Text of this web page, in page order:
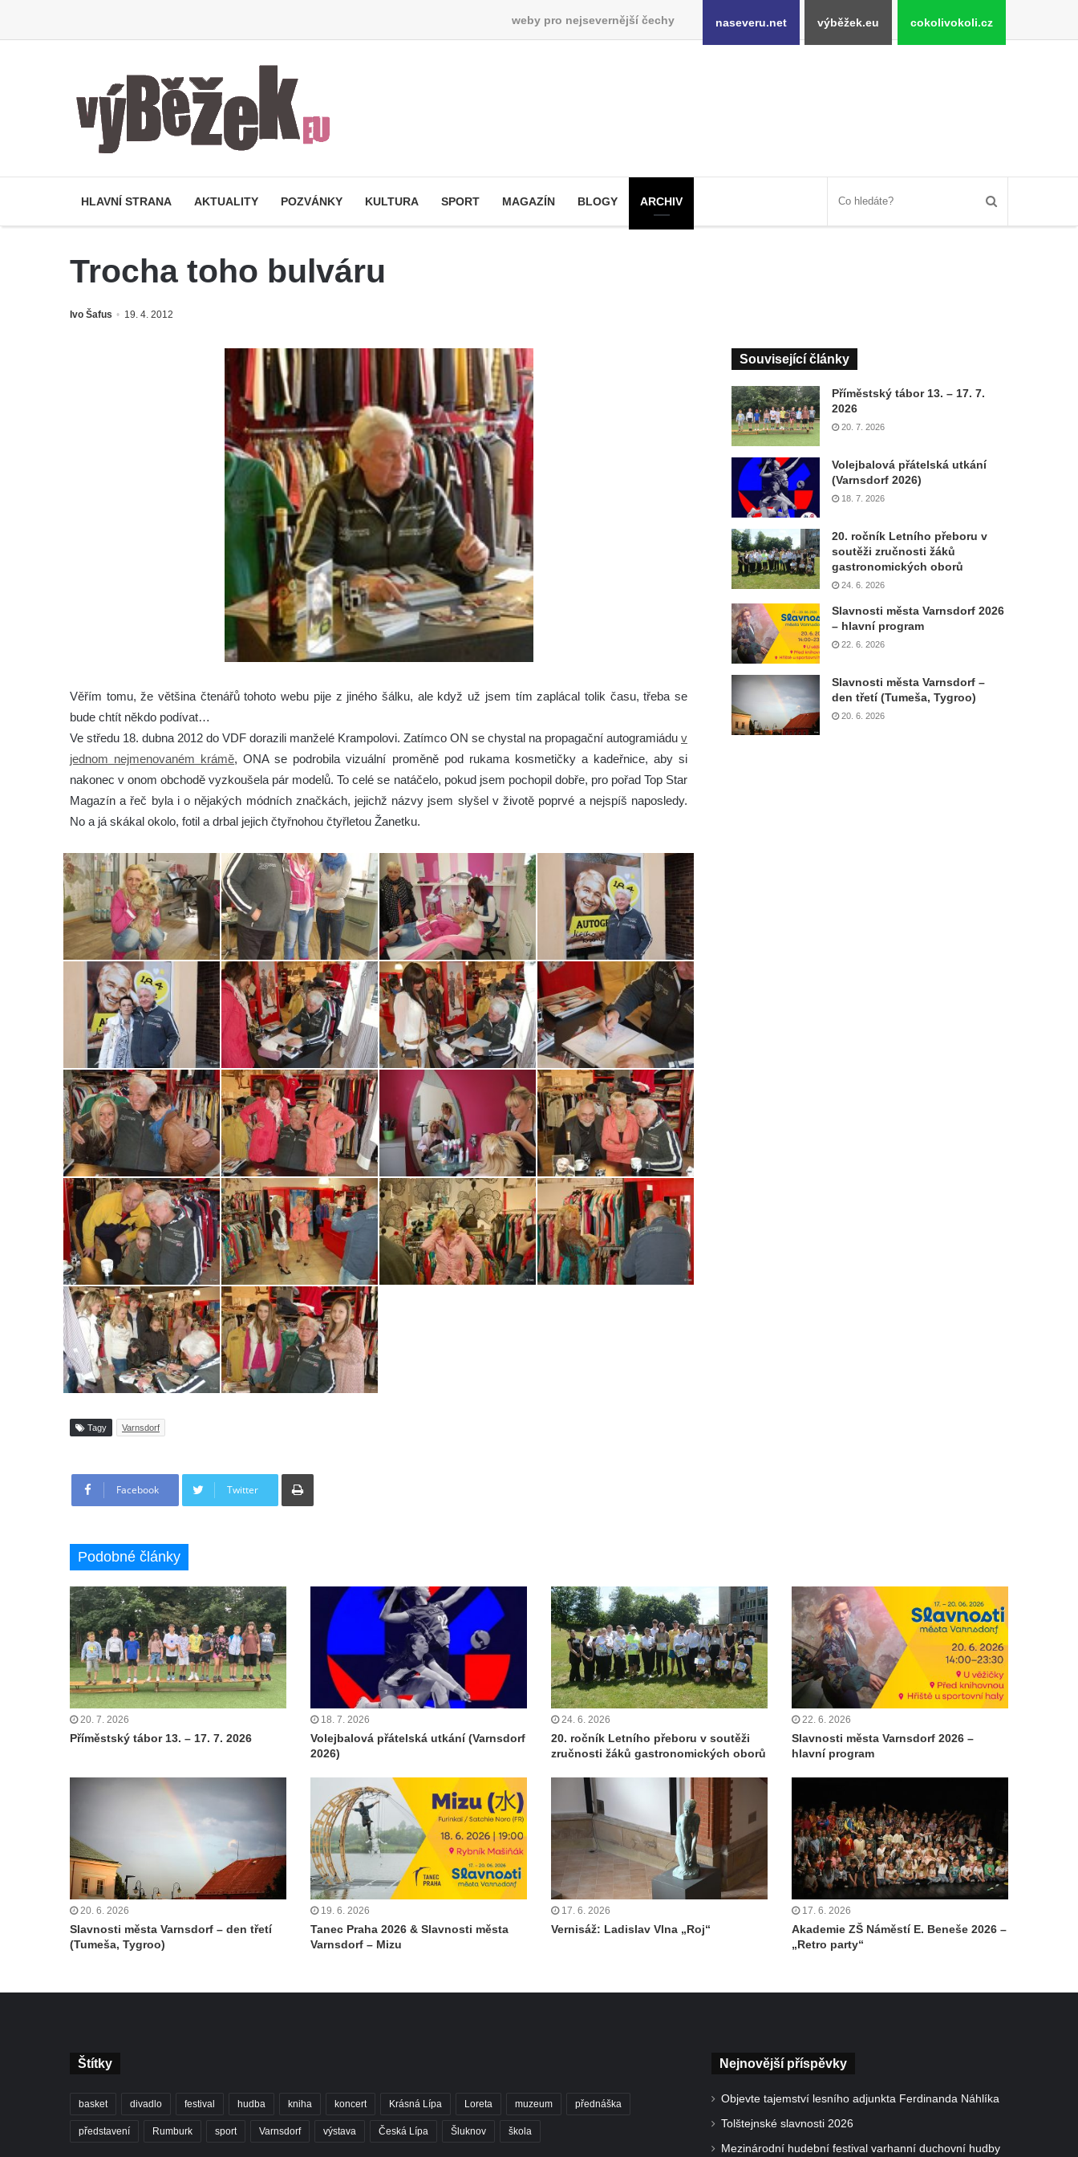
weby pro nejsevernější čechy naseveru.net výběžek.eu cokolivokoli.cz
HLAVNÍ STRANA AKTUALITY POZVÁNKY KULTURA SPORT MAGAZÍN BLOGY ARCHIV
Trocha toho bulváru
Ivo Šafus 19. 4. 2012
Věřím tomu, že většina čtenářů tohoto webu pije z jiného šálku, ale když už jsem tím zaplácal tolik času, třeba se
bude chtít někdo podívat…
Ve středu 18. dubna 2012 do VDF dorazili manželé Krampolovi. Zatímco ON se chystal na propagační autogramiádu v
jednom nejmenovaném krámě, ONA se podrobila vizuální proměně pod rukama kosmetičky a kadeřnice, aby si
nakonec v onom obchodě vyzkoušela pár modelů. To celé se natáčelo, pokud jsem pochopil dobře, pro pořad Top Star
Magazín a řeč byla i o nějakých módních značkách, jejichž názvy jsem slyšel v životě poprvé a nejspíš naposledy.
No a já skákal okolo, fotil a drbal jejich čtyřnohou čtyřletou Žanetku.
Tagy Varnsdorf
Facebook Twitter
Tisknout
Související články
Příměstský tábor 13. – 17. 7.
2026
20. 7. 2026
Volejbalová přátelská utkání
(Varnsdorf 2026)
18. 7. 2026
20. ročník Letního přeboru v
soutěži zručnosti žáků
gastronomických oborů
24. 6. 2026
Slavnosti města Varnsdorf 2026
– hlavní program
22. 6. 2026
Slavnosti města Varnsdorf –
den třetí (Tumeša, Tygroo)
20. 6. 2026
Podobné články
20. 7. 2026
Příměstský tábor 13. – 17. 7. 2026
18. 7. 2026
Volejbalová přátelská utkání (Varnsdorf
2026)
24. 6. 2026
20. ročník Letního přeboru v soutěži
zručnosti žáků gastronomických oborů
22. 6. 2026
Slavnosti města Varnsdorf 2026 –
hlavní program
20. 6. 2026
Slavnosti města Varnsdorf – den třetí
(Tumeša, Tygroo)
19. 6. 2026
Tanec Praha 2026 & Slavnosti města
Varnsdorf – Mizu
17. 6. 2026
Vernisáž: Ladislav Vlna „Roj“
17. 6. 2026
Akademie ZŠ Náměstí E. Beneše 2026 –
„Retro party“
Štítky
basket divadlo festival hudba kniha koncert Krásná Lípa Loreta muzeum přednáška
představení Rumburk sport Varnsdorf výstava Česká Lípa Šluknov škola
Nejnovější příspěvky
Objevte tajemství lesního adjunkta Ferdinanda Náhlíka
Tolštejnské slavnosti 2026
Mezinárodní hudební festival varhanní duchovní hudby